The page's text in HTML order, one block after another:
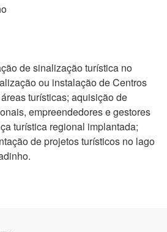
de sinalização turística no
ou instalação de Centros
turísticas; aquisição de
empreendedores e gestores
turística regional implantada;
de projetos turísticos no lago